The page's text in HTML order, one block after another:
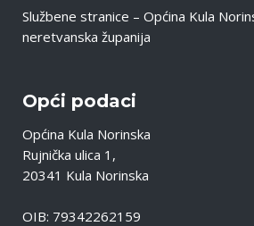
Službene stranice – Općina Kula
neretvanska županija
Opći podaci
Općina Kula Norinska
Rujnička ulica 1,
20341 Kula Norinska
OIB: 79342262159